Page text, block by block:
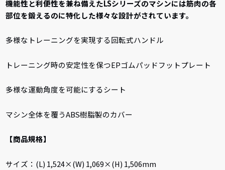
機能性と利便性を兼ね備えたLSシリーズのマシンには筋肉の各
部位を鍛えるのに特化した様々な設計がされています。
多様なトレーニングを実現する回転式ハンドル
トレーニング時の安定性を保つEPゴムパッドフットプレート
多様な運動角度を可能にするシート
マシン全体を覆うABS樹脂製のカバー
【商品規格】
サイズ：(L) 1,524×(W) 1,069×(H) 1,506mm